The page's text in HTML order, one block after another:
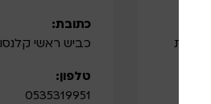
חלוצי התעשייה 11 6:30-18:00 קרית
כתובת:
כביש ראשי
טלפון:
0535319951